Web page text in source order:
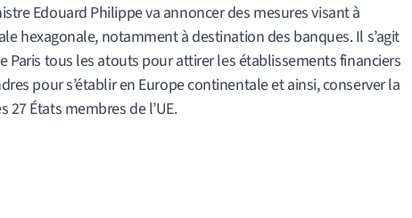
Edouard Philippe va annoncer des mesures visant à
hexagonale, notamment à destination des banques. Il s’agit
Paris tous les atouts pour attirer les établissements financiers
pour s’établir en Europe continentale et ainsi, conserver la
États membres de l’UE.